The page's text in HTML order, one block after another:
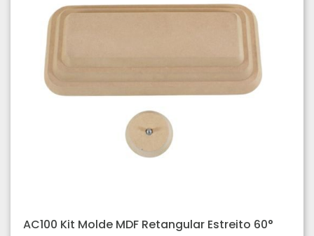
AC100 Kit Molde MDF Retangular Estreito 60°